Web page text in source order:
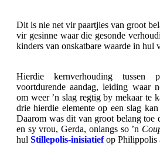
Dit is nie net vir paartjies van groot
vir gesinne waar die gesonde
kinders van onskatbare waarde in hul
Hierdie kernverhouding tussen
voortdurende aandag, leiding waar
om weer ’n slag regtig by mekaar te
drie hierdie elemente op een slag
Daarom was dit van groot belang toe
en sy vrou, Gerda, onlangs so ’n
hul Stillepolis-inisiatiefop Philippolis